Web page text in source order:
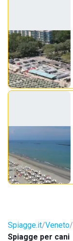
Spiagge.it Veneto
Spiagge per cani